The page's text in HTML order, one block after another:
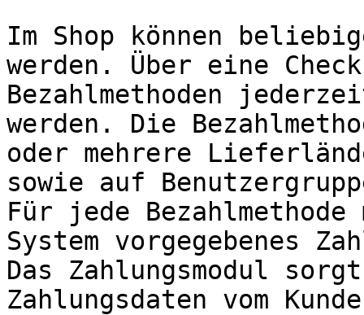
Im Shop können
werden. Über eine
Bezahlmethoden
werden. Die
oder mehrere
sowie auf
Für jede
System vorgegebenes
Das Zahlungsmodul
Zahlungsdaten vom